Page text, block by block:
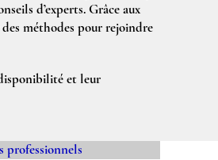
d’experts. Grâce aux
méthodes pour rejoindre
et leur